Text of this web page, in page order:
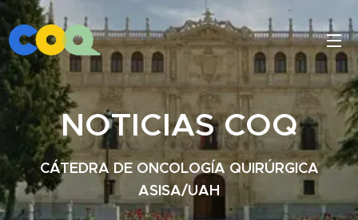
NOTICIAS COQ
CÁTEDRA DE ONCOLOGÍA QUIRÚRGICA
ASISA/UAH